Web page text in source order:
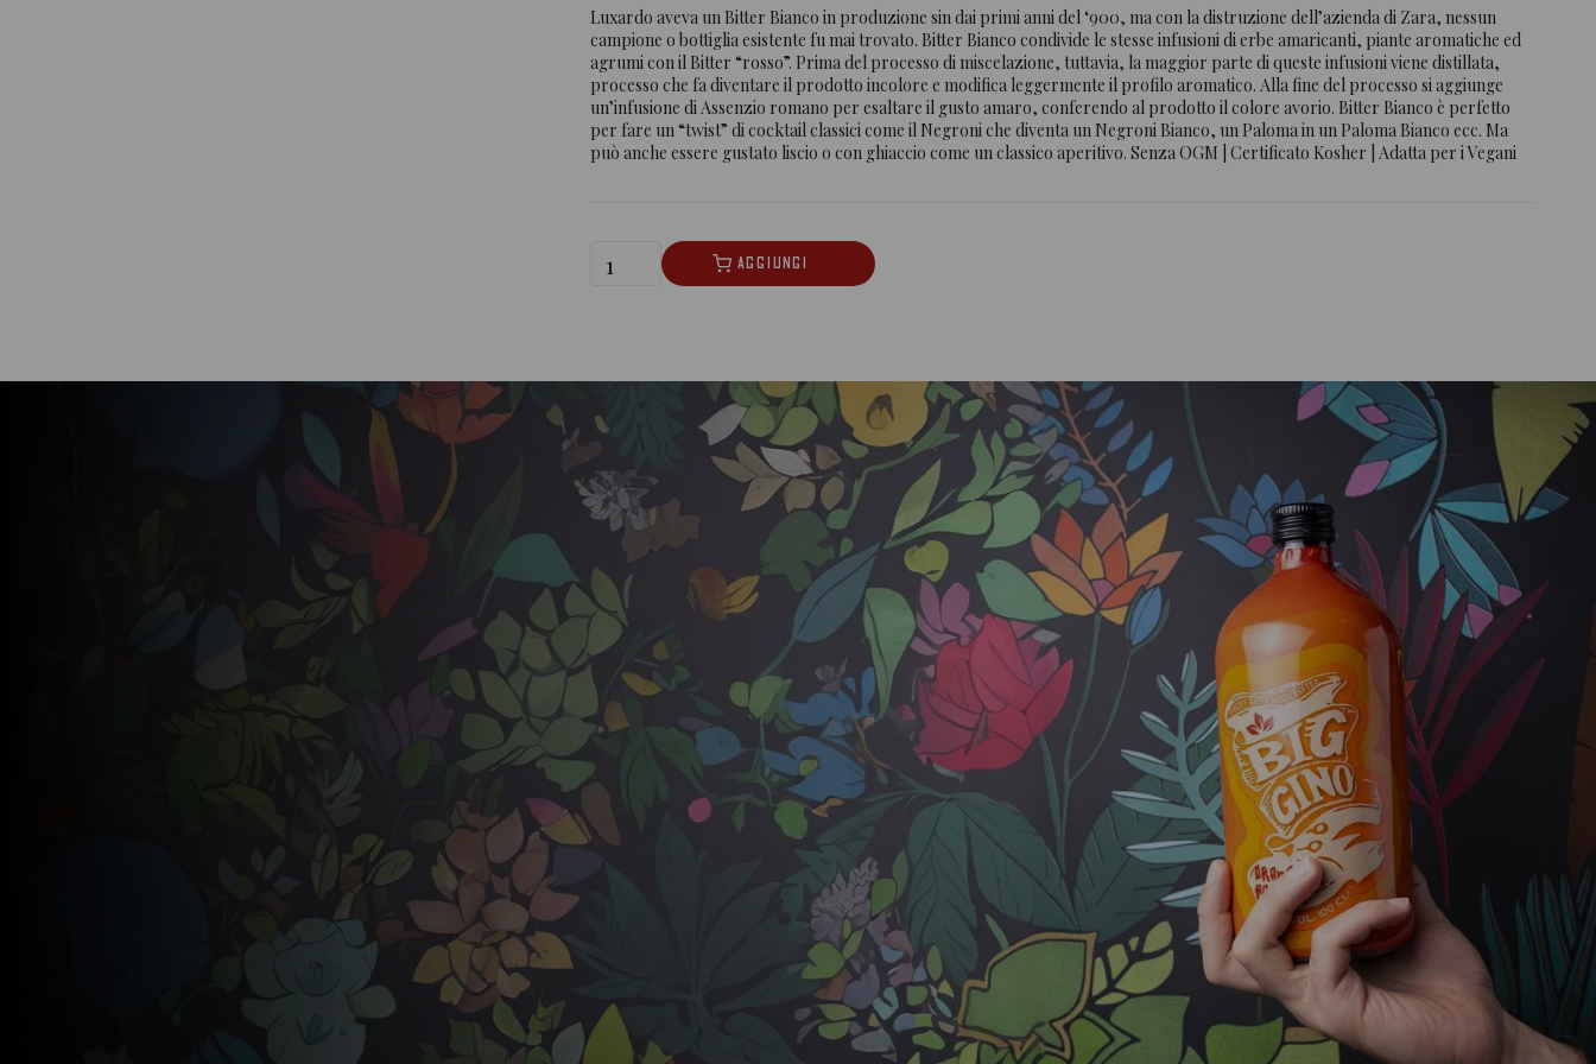
Luxardo aveva un Bitter Bianco in produzione sin dai primi anni del ‘900, ma con la distruzione dell’azienda di Zara, nessun
campione o bottiglia esistente fu mai trovato. Bitter Bianco condivide le stesse infusioni di erbe amaricanti, piante aromatiche ed
agrumi con il Bitter “rosso”. Prima del processo di miscelazione, tuttavia, la maggior parte di queste infusioni viene distillata,
processo che fa diventare il prodotto incolore e modifica leggermente il profilo aromatico. Alla fine del processo si aggiunge
un’infusione di Assenzio romano per esaltare il gusto amaro, conferendo al prodotto il colore avorio. Bitter Bianco è perfetto
per fare un “twist” di cocktail classici come il Negroni che diventa un Negroni Bianco, un Paloma in un Paloma Bianco ecc. Ma
può anche essere gustato liscio o con ghiaccio come un classico aperitivo. Senza OGM | Certificato Kosher | Adatta per i Vegani